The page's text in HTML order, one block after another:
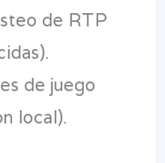
de RTP
de juego
local).